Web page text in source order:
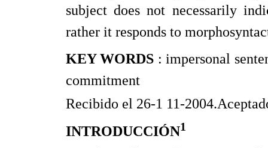
subject does not necessarily
rather it responds to
KEY WORDS : impersonal
commitment
Recibido el 26-1 11-
INTRODUCCIÓN1